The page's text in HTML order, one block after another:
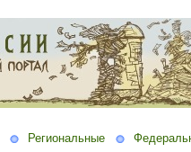
Региональные